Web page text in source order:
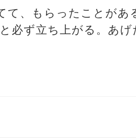
て、もらったことがあ
必ず立ち上がる。あ